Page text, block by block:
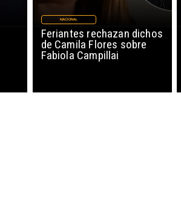
Feriantes rechazan dichos
de Camila Flores sobre
Fabiola Campillai
NACIONAL